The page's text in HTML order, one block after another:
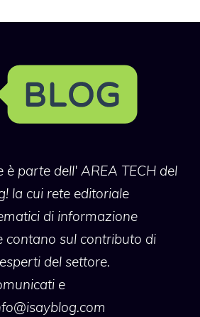
è parte dell' AREA TECH del
la cui rete editoriale
di informazione
contano sul contributo di
del settore.
e